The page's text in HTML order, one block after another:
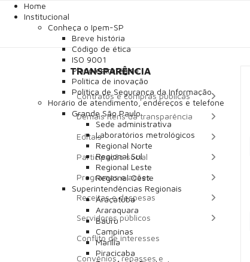
Home
Institucional
Conheça o Ipem-SP
Breve história
Código de ética
ISO 9001
Plano estratégico
Política de inovação
Política de Segurança da Informação
Horário de atendimento, endereços e telefone
Grande São Paulo
Sede administrativa
Laboratórios metrológicos
Regional Norte
Regional Sul
Regional Leste
Regional Oeste
Superintendências Regionais
Araçatuba
Araraquara
Bauru
Campinas
Marília
Piracicaba
TRANSPARÊNCIA
Contratos e compras públicas
Demais itens da transparência
Editais
Participação social
Programas e ações
Receitas e despesas
Servidores públicos
Conflito de interesses
Convênios, repasses e